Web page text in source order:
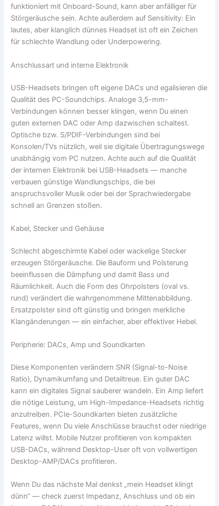
funktioniert mit Onboard-Sound, kann aber anfälliger für
Störgeräusche sein. Achte außerdem auf Sensitivity: Ein
lautes, aber klanglich dünnes Headset ist oft ein Zeichen
für schlechte Wandlung oder Underpowering.
Anschlussart und interne Elektronik
USB-Headsets bringen oft eigene DACs und egalisieren die
Qualität des PC-Soundchips. Analoge 3,5-mm-
Verbindungen können besser klingen, wenn Du einen
guten externen DAC oder Amp dazwischen schaltest.
Optische bzw. S/PDIF-Verbindungen sind bei
Konsolen/TVs nützlich, weil sie digitale Übertragungswege
unabhängig vom PC nutzen. Achte auch auf die Qualität
der internen Elektronik bei USB-Headsets — manche
verbauen günstige Wandlungschips, die bei
anspruchsvoller Musik oder bei der Sprachwiedergabe
schnell an Grenzen stoßen.
Kabel, Stecker und Gehäuse
Schlecht abgeschirmte Kabel oder wackelige Stecker
erzeugen Störgeräusche. Die Bauform und Polsterung
beeinflussen die Dämpfung und damit Bass und
Räumlichkeit. Auch die Form des Ohrpolsters (oval vs.
rund) verändert die wahrgenommene Mittenabbildung.
Ersatzpolster sind oft günstig und bringen merkliche
Klangänderungen — ein einfacher, aber effektiver Hebel.
Peripherie: DACs, Amp und Soundkarten
Diese Komponenten verändern SNR (Signal-to-Noise
Ratio), Dynamikumfang und Detailtreue. Ein guter DAC
kann ein digitales Signal sauberer wandeln. Ein Amp liefert
die nötige Leistung, um High-Impedance-Headsets richtig
anzutreiben. PCIe-Soundkarten bieten zusätzliche
Features, wenn Du viele Anschlüsse brauchst oder niedrige
Latenz willst. Mobile Nutzer profitieren von kompakten
USB-DACs, während Desktop-User oft von vollwertigen
Desktop-AMP/DACs profitieren.
Wenn Du das nächste Mal denkst „mein Headset klingt
dünn“ — check zuerst Impedanz, Anschluss und ob ein